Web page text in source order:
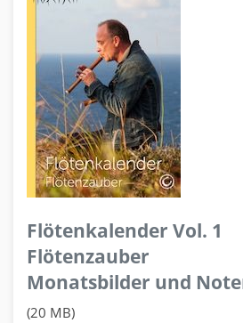
Flötenkalender Vol. 1
Flötenzauber
Monatsbilder und
(20 MB)